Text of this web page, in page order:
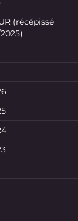
(récépissé